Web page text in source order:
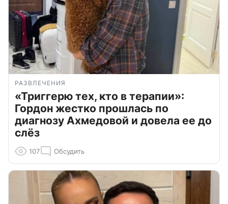
РАЗВЛЕЧЕНИЯ
«Триггерю тех, кто в терапии»:
Гордон жестко прошлась по
диагнозу Ахмедовой и довела ее до
слёз
107 Обсудить